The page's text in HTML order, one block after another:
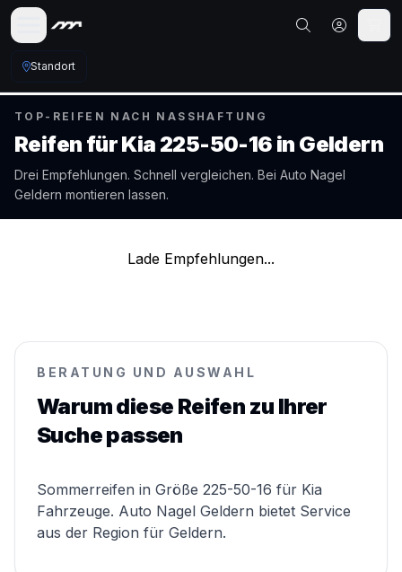
Standort
TOP-REIFEN NACH NASSHAFTUNG
Reifen fürKia 225-50-16 in Geldern
Drei Empfehlungen. Schnell vergleichen. Bei Auto Nagel
Geldern montieren lassen.
Lade Empfehlungen...
BERATUNG UND AUSWAHL
Warum diese Reifen zu Ihrer
Suche passen
Sommerreifen in Größe 225-50-16 für Kia
Fahrzeuge. Auto Nagel Geldern bietet Service
aus der Region für Geldern.